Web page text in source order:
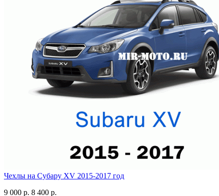
Чехлы на Субару XV 2015-2017 год
9 000 р. 8 400 р.